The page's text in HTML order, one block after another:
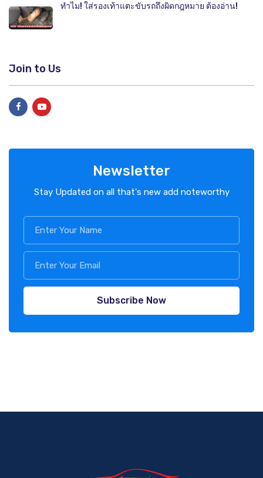
ทำไม! ใส่รองเท้าแตะขับรถถึงผิดกฎหมาย ต้องอ่าน!
Join to Us
Newsletter
Stay Updated on all that's new add noteworthy
Subscribe Now